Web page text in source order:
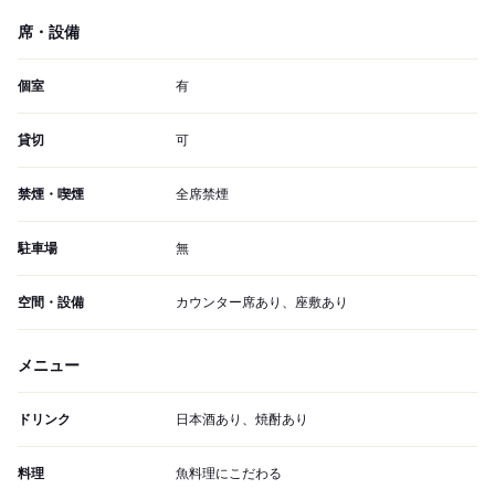
席・設備
個室 有
貸切 可
禁煙・喫煙 全席禁煙
駐車場 無
空間・設備 カウンター席あり、座敷あり
メニュー
ドリンク 日本酒あり、焼酎あり
料理 魚料理にこだわる